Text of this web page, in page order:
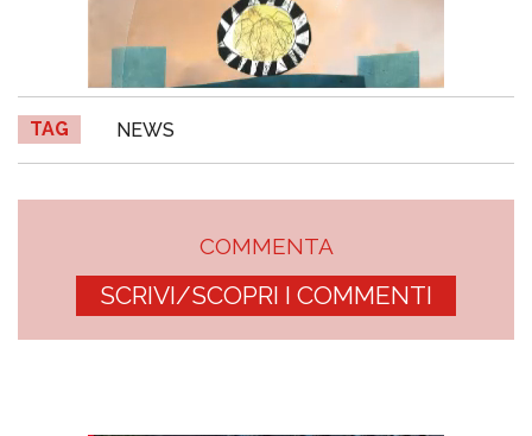
TAG NEWS
COMMENTA
SCRIVI/SCOPRI I COMMENTI